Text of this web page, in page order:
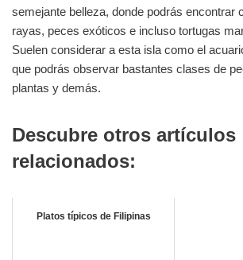
semejante belleza, donde podrás encontrar
rayas, peces exóticos e incluso tortugas
Suelen considerar a esta isla como el
que podrás observar bastantes clases de
plantas y demás.
Descubre otros artículos
relacionados:
Platos típicos de Filipinas